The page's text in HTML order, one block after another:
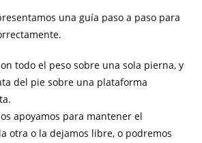
una guía paso a paso para
todo el peso sobre una sola pierna, y
del pie sobre una plataforma
apoyamos para mantener el
otra o la dejamos libre, o podremos